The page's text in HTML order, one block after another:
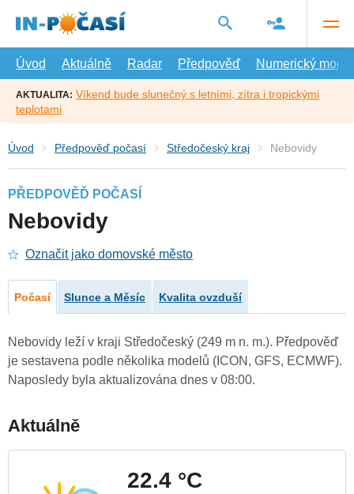
hlavní
Úvod
Aktuálně Radar Předpověď Numerický model
AKTUALITA: Víkend bude slunečný s letními, zítra i tropickými
teplotami
Úvod Předpověď počasí Středočeský kraj Nebovidy
PŘEDPOVĚĎ POČASÍ
Nebovidy
Označit jako domovské město
Počasí Slunce a Měsíc Kvalita ovzduší
Nebovidy leží v kraji Středočeský (249 m n. m.). Předpověď
je sestavena podle několika modelů (ICON, GFS, ECMWF).
Naposledy byla aktualizována dnes v 08:00.
Aktuálně
22.4 °C